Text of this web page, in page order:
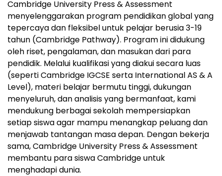
Cambridge University Press & Assessment
menyelenggarakan program pendidikan global yang
tepercaya dan fleksibel untuk pelajar berusia 3-19
tahun (Cambridge Pathway). Program ini didukung
oleh riset, pengalaman, dan masukan dari para
pendidik. Melalui kualifikasi yang diakui secara luas
(seperti Cambridge IGCSE serta International AS & A
Level), materi belajar bermutu tinggi, dukungan
menyeluruh, dan analisis yang bermanfaat, kami
mendukung berbagai sekolah mempersiapkan
setiap siswa agar mampu menangkap peluang dan
menjawab tantangan masa depan. Dengan bekerja
sama,Cambridge University Press & Assessment
membantu para siswaCambridgeuntuk
menghadapi dunia.